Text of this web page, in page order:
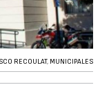
RECOULAT, MUNICIPALES